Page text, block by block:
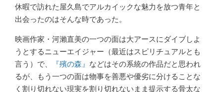
休暇で訪れた屋久島でアルカイックな魅力を放つ青年と
出会ったのはそんな時であった。
映画作家・河瀨直美の一つの面は大アースにダイブしよ
うとするニューエイジャー（最近はスピリチュアルとも
言う）で、
『殯の森』 などはその系統の作品だと思われ
るが、もう一つの面は物事を善悪や優劣に分けることな
く割り切れない現実を割り切れないまま提示する骨太な